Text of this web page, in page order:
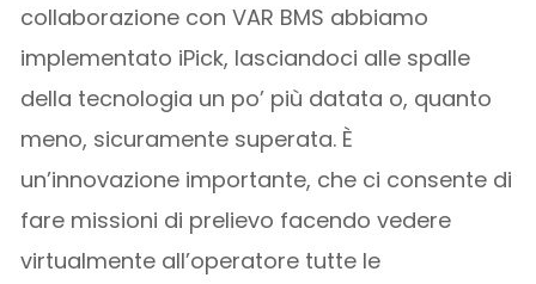
collaborazione con VAR BMS abbiamo
implementato iPick, lasciandoci alle spalle
della tecnologia un po’ più datata o, quanto
meno, sicuramente superata. È
un’innovazione importante, che ci consente di
fare missioni di prelievo facendo vedere
virtualmente all’operatore tutte le